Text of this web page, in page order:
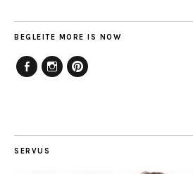
BEGLEITE MORE IS NOW
SERVUS